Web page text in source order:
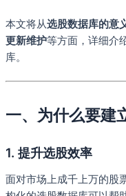
本文将从选股数据库的意
更新维护等方面，详细介
库。
一、为什么要建
1. 提升选股效率
面对市场上成千上万的股